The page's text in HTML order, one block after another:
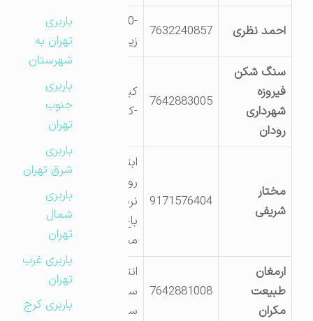
احمد نظری 7632240857
-10کیلومتری فاریاب –
زیارتعلی
سنگ شکن
فیروزه
شهرداری
رودان
7642883005
کیلومتر 5 جاده رودان
-کهنوج
مختار
شریفی
9171576404
ابتدای ورودی
روستای فاریاب-
نرسیده به پلیس راه-
باغ شخصی سید
محمودسجادی
ارمغان
طبیعت
مکران
7642881008
انتهای بلوار اصلی،
سمت راست (پلاک
سوم واحد شرقی)
باربری
تهران به
شهرستان
باربری
جنوب
تهران
باربری
شرق تهران
باربری
شمال
تهران
باربری غرب
تهران
باربری کرج